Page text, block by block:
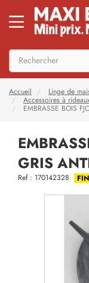
Accueil Linge de
Accessoires à
EMBRASSE BOIS
GRIS
Ref : 170142328